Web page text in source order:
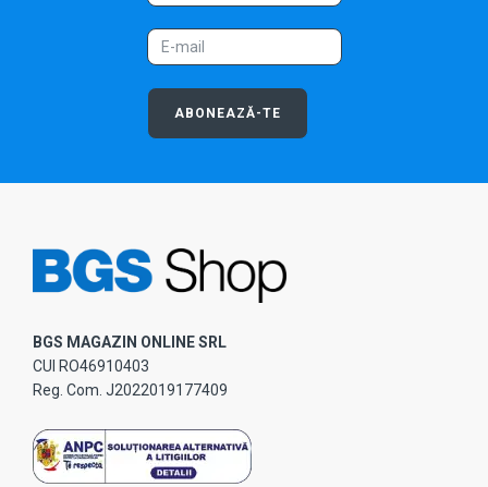
ABONEAZĂ-TE
BGS MAGAZIN ONLINE SRL
CUI RO46910403
Reg. Com. J2022019177409